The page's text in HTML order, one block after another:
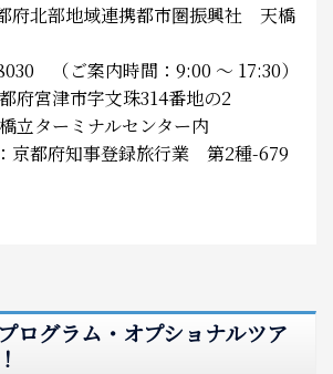
府北部地域連携都市圏振興社 天橋
（ご案内時間：9:00 ～ 17:30）
府宮津市字文珠314番地の2
ミナルセンター内
京都府知事登録旅行業 第2種-679
ログラム・オプショナルツア